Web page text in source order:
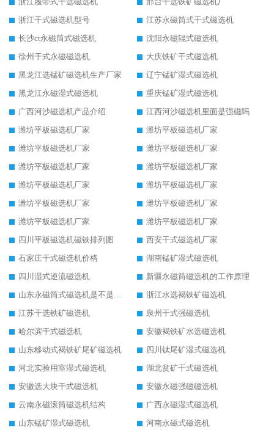
浙江干式磁选机型号
江苏永磁筒式干式磁选机
长沙ct永磁筒式磁选机
沈阳永磁辊式磁选机
徐州干式永磁磁选机
大庆铁矿干式磁选机
黑龙江选锰矿磁选机生产厂家
辽宁锰矿湿式磁选机
黑龙江永磁湿式磁选机
重庆锰矿湿式磁选机
广西河沙磁选机产品介绍
江西河沙磁选机里面是强磁吗
潍坊平板磁选机厂家
潍坊平板磁选机厂家
潍坊平板磁选机厂家
潍坊平板磁选机厂家
潍坊平板磁选机厂家
潍坊平板磁选机厂家
潍坊平板磁选机厂家
潍坊平板磁选机厂家
潍坊平板磁选机厂家
潍坊平板磁选机厂家
潍坊平板磁选机厂家
潍坊平板磁选机厂家
四川平板磁选机磁铁排列图
西安干式磁选机厂家
石家庄干式磁选机价格
湖南锰矿湿式磁选机
四川湿式逆流磁选机
新疆永磁筒磁选机的工作原理
山东永磁筒式磁选机是不是强磁
浙江水选褐铁矿磁选机
江苏干选铁矿磁选机
泉州干式强磁选机
哈尔滨干式磁选机
安徽褐铁矿水选磁选机
山东移动式褐铁矿尾矿磁选机
四川钛尾矿湿式磁选机
河北实验用室湿式磁选机
湖北贫矿干式磁选机
安徽选大块干式磁选机
安徽永磁强磁磁选机
云南永磁滚筒磁选机结构
广西永磁湿式磁选机
山东锰矿湿式磁选机
河南永磁式磁选机